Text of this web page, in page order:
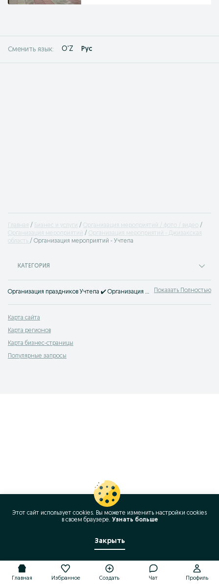
Сменить язык: O'Z Рус
Главная Бизнес и услуги
Организация мероприятий / фото / видео
Организация мероприятий
Организация мероприятий - Джизакская
область
Организация мероприятий - Учтепа
КАТЕГОРИЯ
Организация праздников Учтепа ✔️ Организация дней рождений, свадеб, корпоративов и любых праздников ☝ Услуги по организации незабываемых праздников на OLX.uz! Показать Полностью
Карта сайта
Карта регионов
Карта бизнес-страницы
Популярные запросы
Главная Избранное Создать Чат Профиль
Этот сайт использует cookies. Вы можете изменить настройки cookies
в своeм браузере. Узнать больше
Закрыть